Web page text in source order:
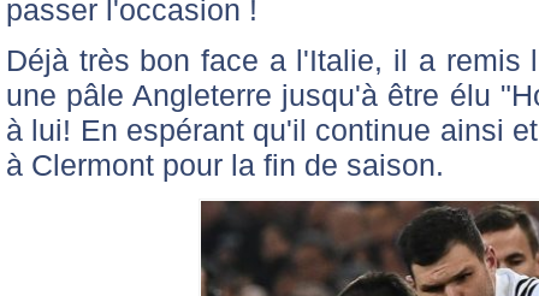
passer l'occasion !
Déjà très bon face a l'Italie, il a remis
une pâle Angleterre jusqu'à être élu
à lui! En espérant qu'il continue ainsi
à Clermont pour la fin de saison.